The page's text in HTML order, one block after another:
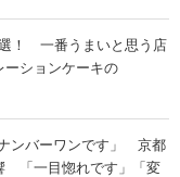
！ 一番うまいと思う店
ーションケーキの
ンバーワンです」 京都
「一目惚れです」「変